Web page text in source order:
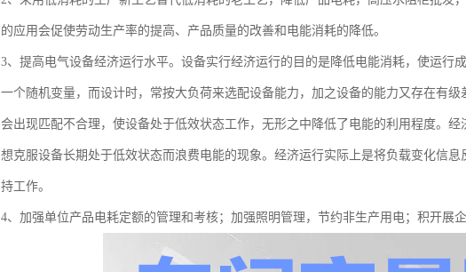
的应用会促使劳动生产率的提高、产品质量的改善和电能消耗的降低。
3、提高电气设备经济运行水平。设备实行经济运行的目的是降低电能消耗，使运行
一个随机变量，而设计时，常按大负荷来选配设备能力，加之设备的能力又存在有
会出现匹配不合理，使设备处于低效状态工作，无形之中降低了电能的利用程度。
想克服设备长期处于低效状态而浪费电能的现象。经济运行实际上是将负载变化信
持工作。
4、加强单位产品电耗定额的管理和考核；加强照明管理，节约非生产用电；积开展企